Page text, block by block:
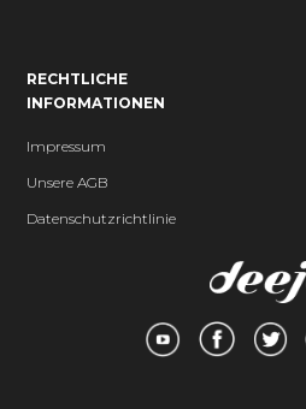
RECHTLICHE
INFORMATIONEN
Impressum
Unsere AGB
Datenschutzrichtlinie